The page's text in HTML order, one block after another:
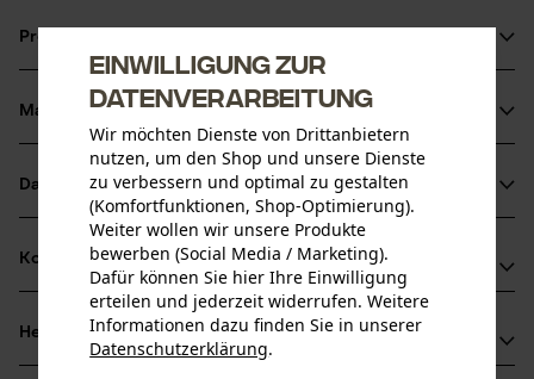
Produktinformationen
Produktdetails
Aktivitätstyp
Schützen, Aufenthalt in lauter Umgebung
Altersgruppe
Erwachsener
Material & Pflege
Material
Details Polsterung
Ohren-Polster
Hauptmaterial
Datenblätter
Konformitätserklärung (PDF)
Herstellerdatenblatt (PDF)
Kompatibilität
Kompatibel Mit
Herstellerinformationen
Einwilligung zur
Datenverarbeitung
Wir möchten Dienste von Drittanbietern
nutzen, um den Shop und unsere Dienste
zu verbessern und optimal zu gestalten
(Komfortfunktionen, Shop-Optimierung).
Weiter wollen wir unsere Produkte
bewerben (Social Media / Marketing).
Dafür können Sie hier Ihre Einwilligung
erteilen und jederzeit widerrufen. Weitere
Informationen dazu finden Sie in unserer
Datenschutzerklärung.